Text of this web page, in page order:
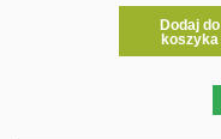
Dodaj do
koszyka